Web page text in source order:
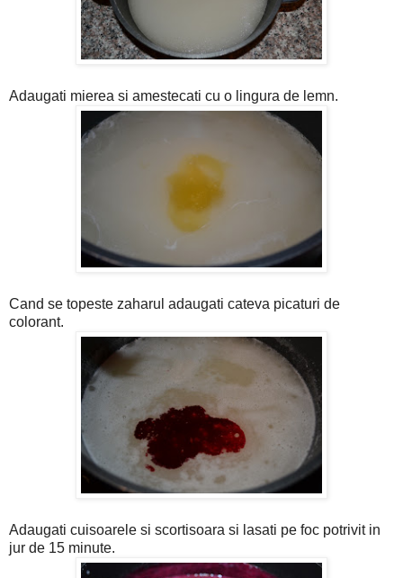
Adaugati mierea si amestecati cu o lingura de lemn.
Cand se topeste zaharul adaugati cateva picaturi de
colorant.
Adaugati cuisoarele si scortisoara si lasati pe foc potrivit in
jur de 15 minute.